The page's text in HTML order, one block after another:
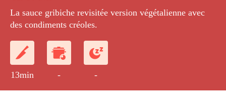
La sauce gribiche revisitée version végétalienne avec
des condiments créoles.
13min - -